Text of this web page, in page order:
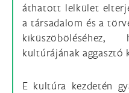
áthatott lelkület
a társadalom és a
kultúrájának aggasztó
E kultúra kezdetén